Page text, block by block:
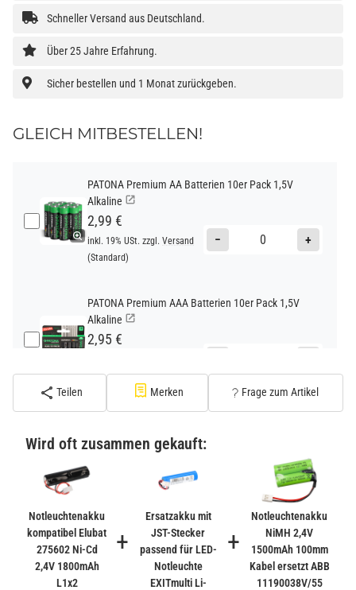
Schneller Versand aus Deutschland.
Über 25 Jahre Erfahrung.
Sicher bestellen und 1 Monat zurückgeben.
GLEICH MITBESTELLEN!
PATONA Premium AA Batterien 10er Pack 1,5V
Alkaline
2,99 €
inkl. 19% USt. zzgl. Versand
(Standard)
− +
PATONA Premium AAA Batterien 10er Pack 1,5V
Alkaline
2,95 €
(Standard)
Lithium
inkl. 19% USt. zzgl.Versand
gem. SV188 ADR)
+
Verbatim Cool'n'Go AirJet Handventilator 4000mAh
Grau Lila
Teilen Merken Frage zum Artikel
Wird oft zusammen gekauft:
Notleuchtenakku
kompatibel Elubat
275602 Ni-Cd
2,4V 1800mAh
L1x2
+
Ersatzakku mit
JST-Stecker
passend für LED-
Notleuchte
EXITmulti Li-
+
Notleuchtenakku
NiMH 2,4V
1500mAh 100mm
Kabel ersetzt ABB
11190038V/55